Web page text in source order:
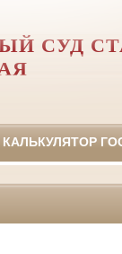
СУД
КАЛЬКУЛЯТОР